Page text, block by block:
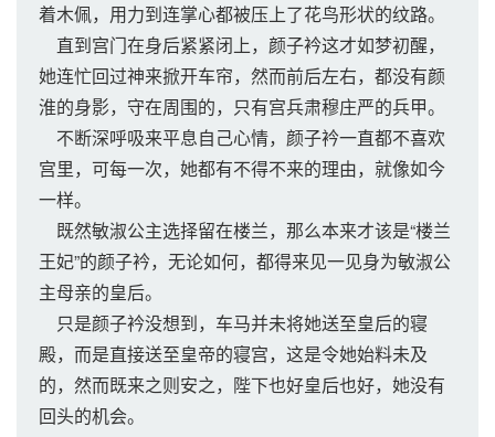
着木佩，用力到连掌心都被压上了花鸟形状的纹路。
直到宫门在身后紧紧闭上，颜子衿这才如梦初醒，
她连忙回过神来掀开车帘，然而前后左右，都没有颜
淮的身影，守在周围的，只有宫兵肃穆庄严的兵甲。
不断深呼吸来平息自己心情，颜子衿一直都不喜欢
宫里，可每一次，她都有不得不来的理由，就像如今
一样。
既然敏淑公主选择留在楼兰，那么本来才该是“楼兰
王妃”的颜子衿，无论如何，都得来见一见身为敏淑公
主母亲的皇后。
只是颜子衿没想到，车马并未将她送至皇后的寝
殿，而是直接送至皇帝的寝宫，这是令她始料未及
的，然而既来之则安之，陛下也好皇后也好，她没有
回头的机会。